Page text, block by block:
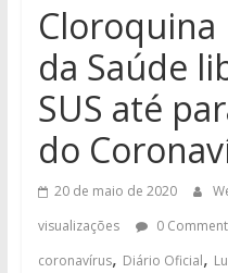
da Saúde
SUS até
do
20 de maio de 2020
visualizações
0
coronavírus, Diário Oficial,